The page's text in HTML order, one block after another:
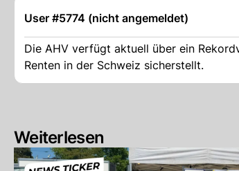
User #5774 (nicht angemeldet)
Die AHV verfügt aktuell über ein
Renten in der Schweiz sicherstellt.
Weiterlesen